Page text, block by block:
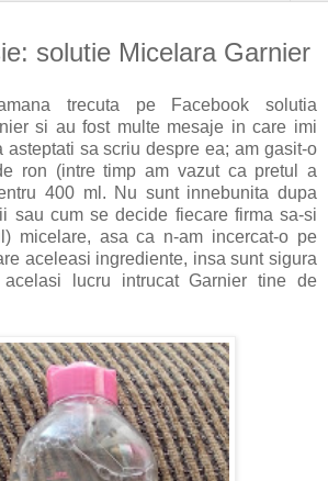
solutie Micelara Garnier
trecuta pe Facebook solutia
si au fost multe mesaje in care imi
asteptati sa scriu despre ea; am gasit-o
ron (intre timp am vazut ca pretul a
400 ml. Nu sunt innebunita dupa
sau cum se decide fiecare firma sa-si
micelare, asa ca n-am incercat-o pe
aceleasi ingrediente, insa sunt sigura
lucru intrucat Garnier tine de